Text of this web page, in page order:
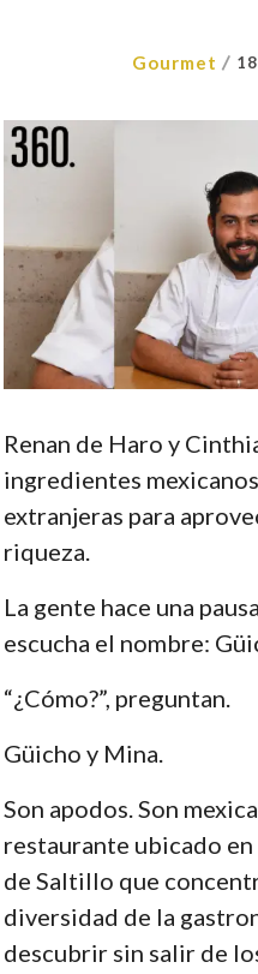
Gourmet /
Renan de Haro y
ingredientes
extranjeras para
riqueza.
La gente hace una
escucha el nombre:
“¿Cómo?”, preguntan.
Güicho y Mina.
Son apodos. Son
restaurante ubicado
de Saltillo que
diversidad de la
descubrir sin salir de